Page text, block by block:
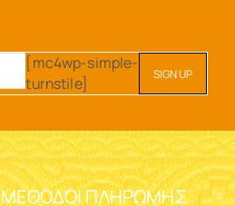
[mc4wp-simple-
turnstile]
ΜΈΘΟΔΟΙ ΠΛΗΡΩΜΉΣ